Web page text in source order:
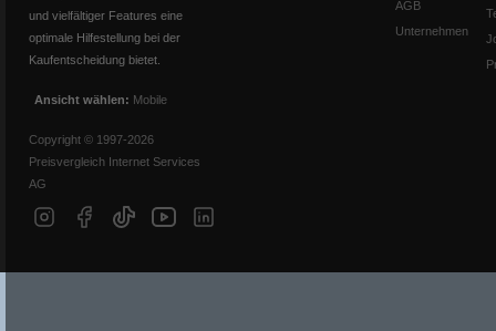
und vielfältiger Features eine
optimale Hilfestellung bei der
Kaufentscheidung bietet.
Ansicht wählen: Mobile
Copyright © 1997-2026
Preisvergleich Internet Services
AG
AGB
Unternehmen